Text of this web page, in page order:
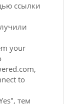
ссылки
your
to
тем